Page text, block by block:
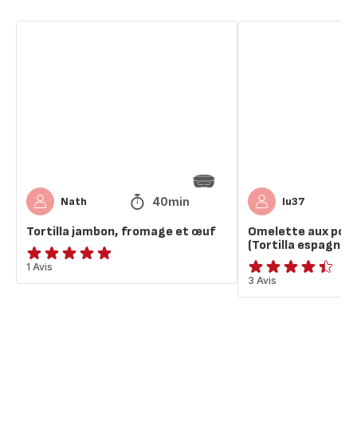
Nath 40min
Tortilla jambon, fromage et œuf
Avis
5
1 Avis
lu37
Omelette aux
(Tortilla
ratings.4.4
3 Avis